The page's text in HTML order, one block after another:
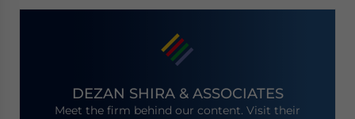
DEZAN SHIRA & ASSOCIATES
Meet the firm behind our content. Visit their